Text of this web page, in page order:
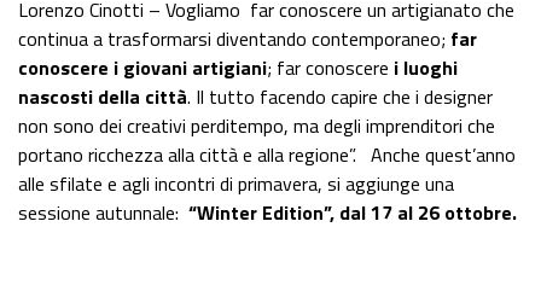
Lorenzo Cinotti – Vogliamo far conoscere un artigianato che
continua a trasformarsi diventando contemporaneo; far
conoscere i giovani artigiani; far conoscere i luoghi
nascosti della città. Il tutto facendo capire che i designer
non sono dei creativi perditempo, ma degli imprenditori che
portano ricchezza alla città e alla regione”. Anche quest’anno
alle sfilate e agli incontri di primavera, si aggiunge una
sessione autunnale: “Winter Edition”, dal 17 al 26 ottobre.